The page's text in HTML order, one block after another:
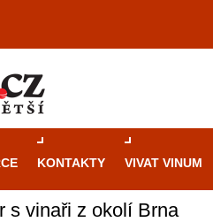
KONTAKTY VIVAT VINUM
s vinaři z okolí Brna